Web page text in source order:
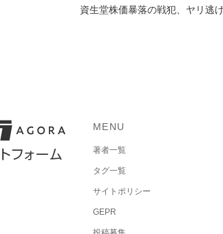
資生堂株価暴落の戦犯、ヤリ逃
MENU
著者一覧
タグ一覧
サイトポリシー
GEPR